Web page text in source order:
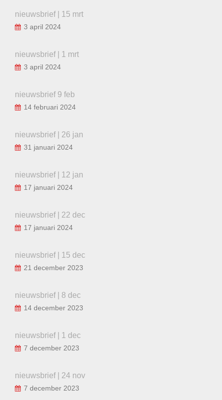
nieuwsbrief | 15 mrt
3 april 2024
nieuwsbrief | 1 mrt
3 april 2024
nieuwsbrief 9 feb
14 februari 2024
nieuwsbrief | 26 jan
31 januari 2024
nieuwsbrief | 12 jan
17 januari 2024
nieuwsbrief | 22 dec
17 januari 2024
nieuwsbrief | 15 dec
21 december 2023
nieuwsbrief | 8 dec
14 december 2023
nieuwsbrief | 1 dec
7 december 2023
nieuwsbrief | 24 nov
7 december 2023